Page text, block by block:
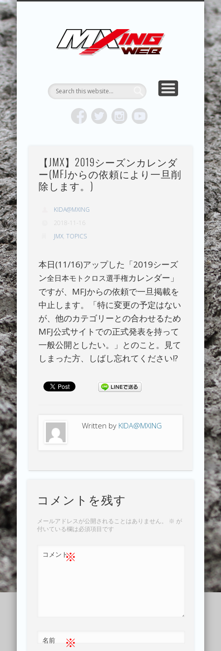
トク
HOME
TOPICS
ABOUT MX
RESULTS
REPORT
MXING & MXING＋PLUS
HYPER MXING
CONTACT
【JMX】2019シーズンカレンダ
ー(MFJからの依頼により一旦削
除します。)
KIDA@MXING
2018-11-16
JMX,TOPICS
本日(11/16)アップした「2019シーズ
ン全日本モトクロス選手権カレンダー」
ですが、MFJからの依頼で一旦掲載を
中止します。「特に変更の予定はない
が、他のカテゴリーとの合わせるため
MFJ公式サイトでの正式発表を持って
一般公開としたい。」とのこと。見て
しまった方、しばし忘れてください!?
Written by KIDA@MXING
コメントを残す
メールアドレスが公開されることはありません。 ※ が
付いている欄は必須項目です
コメント※
名前 ※